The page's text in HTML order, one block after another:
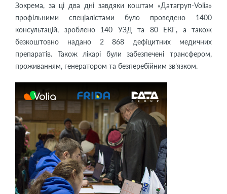
Зокрема, за ці два дні завдяки коштам «Датагруп-Volia»
профільними спеціалістами було проведено 1400
консультацій, зроблено 140 УЗД та 80 ЕКГ, а також
безкоштовно надано 2 868 дефіцитних медичних
препаратів. Також лікарі були забезпечені трансфером,
проживанням, генератором та безперебійним зв’язком.